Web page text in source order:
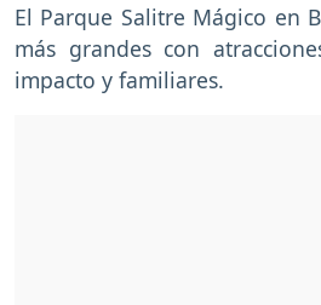
El Parque Salitre Mágico en
más grandes con
impacto y familiares.